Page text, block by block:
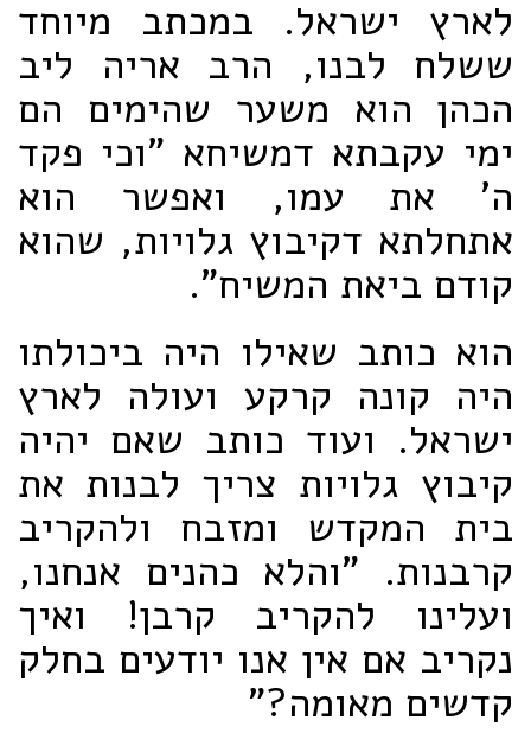
לארץ ישראל. במכתב מיוחד
ששלח לבנו, הרב אריה ליב
הכהן הוא משער שהימים הם
ימי עקבתא דמשיחא "וכי פקד
ה' את עמו, ואפשר הוא
אתחלתא דקיבוץ גלויות, שהוא
קודם ביאת המשיח".
הוא כותב שאילו היה ביכולתו
היה קונה קרקע ועולה לארץ
ישראל. ועוד כותב שאם יהיה
קיבוץ גלויות צריך לבנות את
בית המקדש ומזבח ולהקריב
קרבנות. "והלא כהנים אנחנו,
ועלינו להקריב קרבן! ואיך
נקריב אם אין אנו יודעים בחלק
קדשים מאומה?"